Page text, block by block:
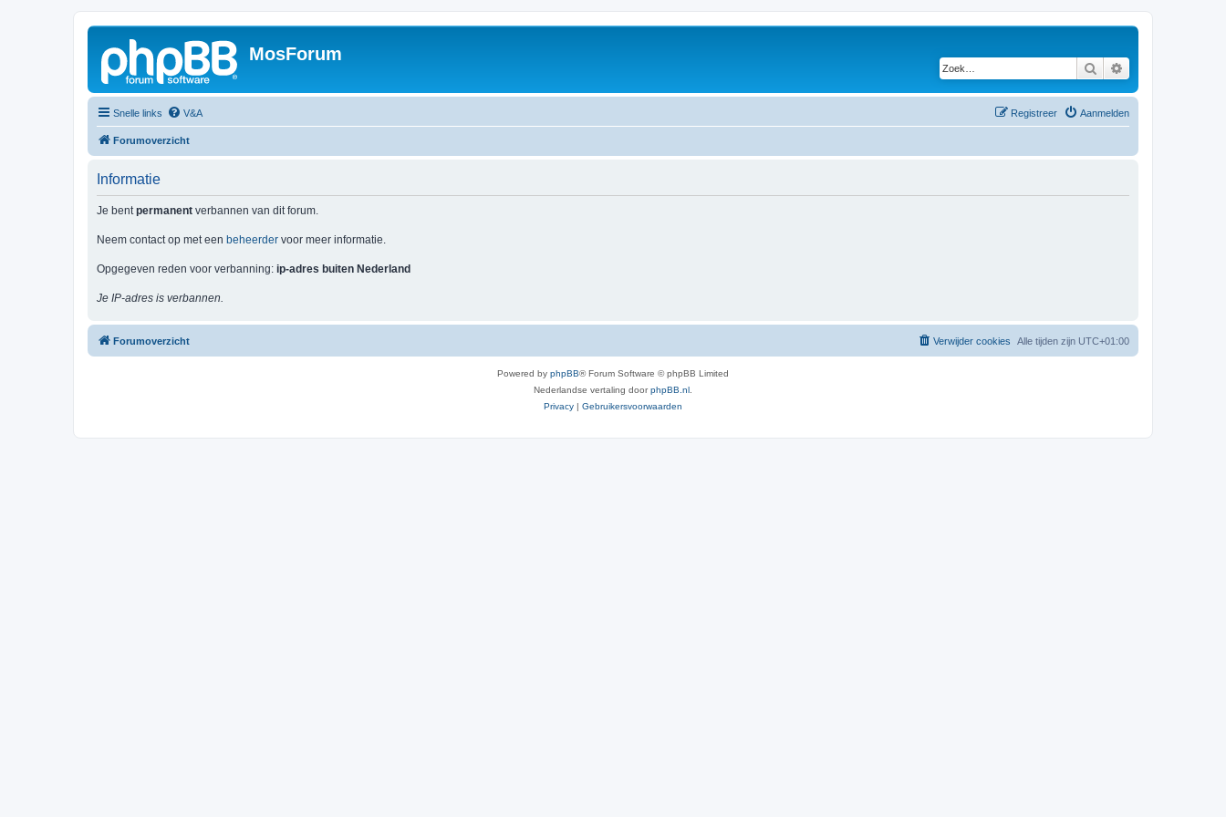
MosForum
Zoek
Snelle links V&A Aanmelden
Registreer
Forumoverzicht
Informatie
Je bentpermanent verbannen van dit forum.
Neem contact op met een beheerder voor meer informatie.
Opgegeven reden voor verbanning: ip-adres buiten Nederland
Je IP-adres is verbannen.
Forumoverzicht Alle tijden zijn UTC+01:00
Verwijder cookies
Powered by phpBB® Forum Software © phpBB Limited
Nederlandse vertaling doorphpBB.nl
Privacy | Gebruikersvoorwaarden